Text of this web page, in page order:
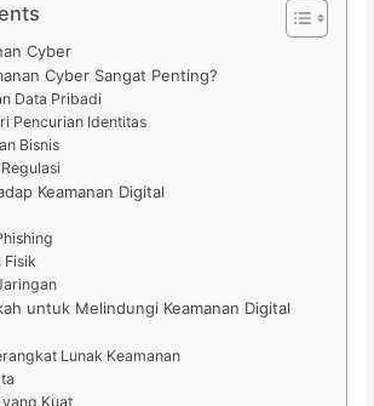
Cyber
Cyber Sangat Penting?
Data Pribadi
Pencurian Identitas
Bisnis
Keamanan Digital
Fisik
untuk Melindungi Keamanan Digital
Lunak Keamanan
Kuat